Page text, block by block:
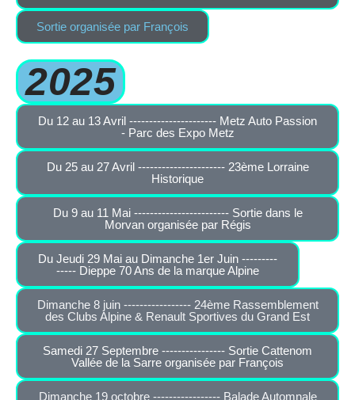
Sortie organisée par François
2025
Du 12 au 13 Avril ---------------------- Metz Auto Passion
- Parc des Expo Metz
Du 25 au 27 Avril ---------------------- 23ème Lorraine
Historique
Du 9 au 11 Mai ------------------------ Sortie dans le
Morvan organisée par Régis
Du Jeudi 29 Mai au Dimanche 1er Juin ---------
----- Dieppe 70 Ans de la marque Alpine
Dimanche 8 juin ----------------- 24ème Rassemblement
des Clubs Alpine & Renault Sportives du Grand Est
Samedi 27 Septembre ---------------- Sortie Cattenom
Vallée de la Sarre organisée par François
Dimanche 19 octobre ----------------- Balade Automnale